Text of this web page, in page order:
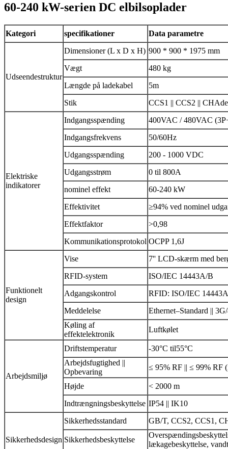
60-240 kW-serien DC elbilsoplader
Kategori specifikationer Data parametre
Udseendestruktur
Dimensioner (L x D x H) 900 * 900 * 1975 mm
Vægt
480 kg
Længde på ladekabel
5m
Stik
CCS1 || CCS2 ||
Elektriske
indikatorer
Indgangsspænding
400VAC / 480VAC
Indgangsfrekvens
50/60Hz
Udgangsspænding
200 - 1000 VDC
Udgangsstrøm
0 til 800A
nominel effekt
60-240 kW
Effektivitet
≥94% ved nominel
Effektfaktor
>0,98
Kommunikationsprotokol OCPP 1,6J
Funktionelt
design
Vise
7'' LCD-skærm med
RFID-system
ISO/IEC 14443A/B
Adgangskontrol
RFID: ISO/IEC
Meddelelse
Ethernet–Standard ||
Køling af
effektelektronik
Luftkølet
Arbejdsmiljø
Driftstemperatur -30°C til55°C
Arbejdsfugtighed ||
Opbevaring
≤ 95% RF || ≤ 99% RF
Højde
< 2000 m
Indtrængningsbeskyttelse IP54 || IK10
Sikkerhedsdesign
Sikkerhedsstandard GB/T, CCS2, CCS1,
Sikkerhedsbeskyttelse
lækagebeskyttelse,